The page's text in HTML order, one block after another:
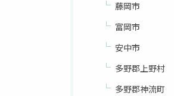
藤岡市
富岡市
安中市
多野郡上野村
多野郡神流町